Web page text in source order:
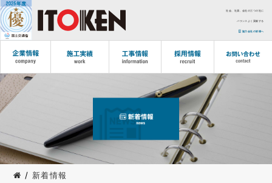
社会、社員、会社の三つの社に
バランスよく貢献する
協力会社の皆様へ
/ 新着情報